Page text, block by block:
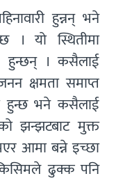
हुन्नन् भने
। यो स्थितीमा
हुन्छन् । कसैलाई
क्षमता समाप्त
भने कसैलाई
झन्झटबाट मुक्त
आमा बन्ने इच्छा
ढुक्क पनि